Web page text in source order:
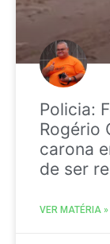
Policia:
Rogério
carona
de ser
VER MATÉRIA »